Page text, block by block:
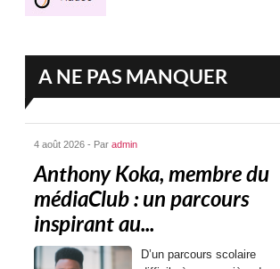
A NE PAS MANQUER
4 août 2026 - Paradmin
Anthony Koka, membre du
médiaClub : un parcours
inspirant au...
D’un parcours scolaire